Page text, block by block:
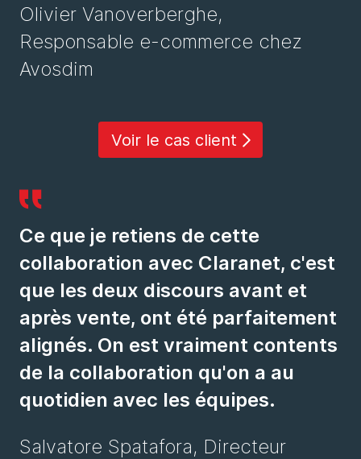
Olivier Vanoverberghe,
Responsable e-commerce chez
Avosdim
Voir le cas client
Ce que je retiens de cette
collaboration avec Claranet, c'est
que les deux discours avant et
après vente, ont été parfaitement
alignés. On est vraiment contents
de la collaboration qu'on a au
quotidien avec les équipes.
Salvatore Spatafora, Directeur